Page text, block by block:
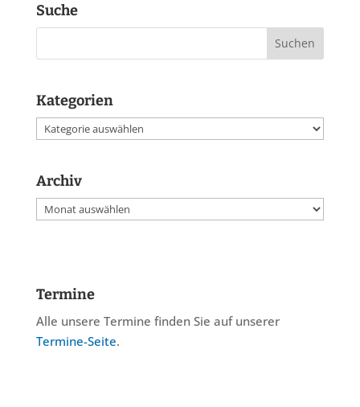
Suche
Kategorien
Kategorien
Archiv
Archiv
Termine
Alle unsere Termine finden Sie auf unserer
Termine-Seite.